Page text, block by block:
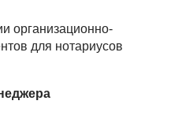
организационно-
для нотариусов